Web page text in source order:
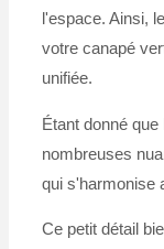
l'espace. Ainsi,
votre canapé
unifiée.
Étant donné
nombreuses
qui s'harmonise
Ce petit détail